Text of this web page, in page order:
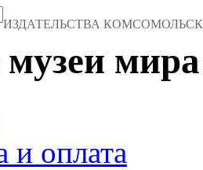
мира
и оплата